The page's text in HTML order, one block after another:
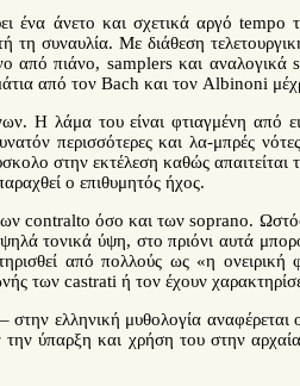
ένα άνετο και σχετικά αργό tempo
τη συναυλία. Με διάθεση
από πιάνο, samplers και
από τον Bach και τον Albinoni
Η λάμα του είναι φτιαγμένη από
περισσότερες και λα-μπρές
στην εκτέλεση καθώς απαιτείται
ο επιθυμητός ήχος.
contralto όσο και των soprano.
τονικά ύψη, στο πριόνι αυτά
από πολλούς ως «η
των castrati ή τον έχουν
στην ελληνική μυθολογία
την ύπαρξη και χρήση του στην